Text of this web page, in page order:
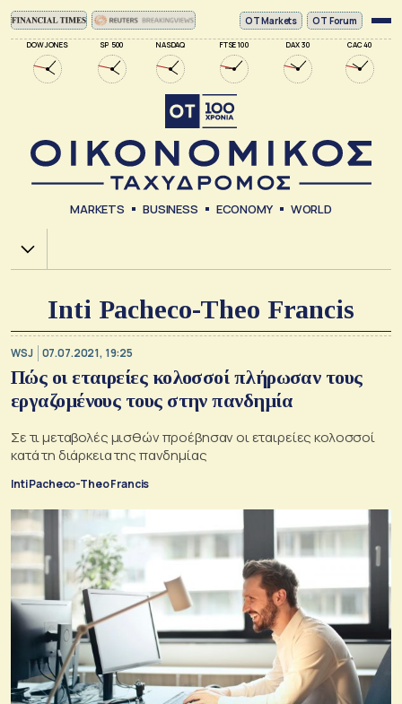
DOW JONES SP 500 NASDAQ FTSE 100 DAX 30 CAC 40
ΟΤ Markets OT Forum
MARKETS BUSINESS ECONOMY WORLD
Χ.Α.
Inti Pacheco-Theo Francis
WSJ 07.07.2021, 19:25
Πώς οι εταιρείες κολοσσοί πλήρωσαν τους
εργαζομένους τους στην πανδημία
Σε τι μεταβολές μισθών προέβησαν οι εταιρείες κολοσσοί
κατά τη διάρκεια της πανδημίας
Inti Pacheco-Theo Francis